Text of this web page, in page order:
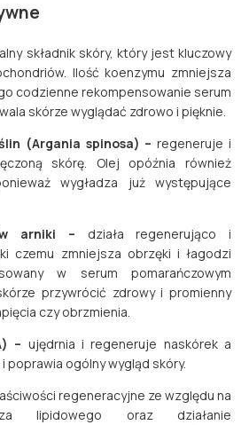
składnik skóry, który jest kluczowy
Ilość koenzymu zmniejsza
codzienne rekompensowanie serum
skórze wyglądać zdrowo i pięknie.
(Argania spinosa) – regeneruje i
skórę. Olej opóźnia również
wygładza już występujące
arniki – działa regenerująco i
czemu zmniejsza obrzęki i łagodzi
w serum pomarańczowym
przywrócić zdrowy i promienny
czy obrzmienia.
– ujędrnia i regeneruje naskórek a
poprawia ogólny wygląd skóry.
regeneracyjne ze względu na
lipidowego oraz działanie